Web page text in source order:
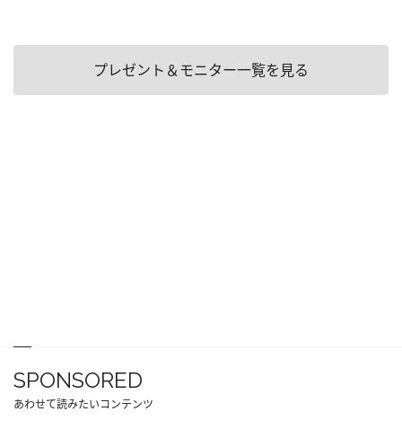
プレゼント＆モニター一覧を見る
SPONSORED
あわせて読みたいコンテンツ